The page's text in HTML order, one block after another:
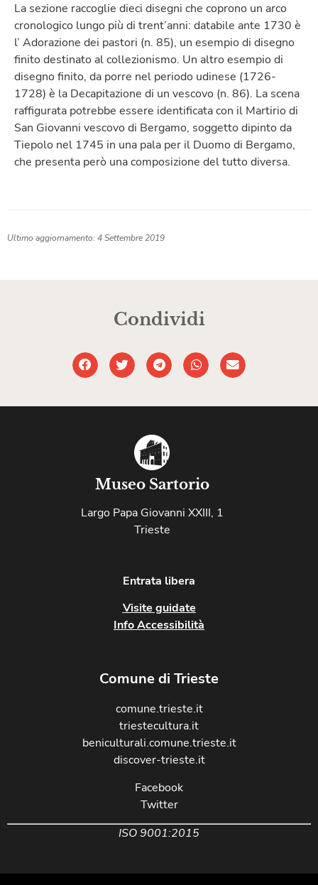
La sezione raccoglie dieci disegni che coprono un arco
cronologico lungo più di trent’anni: databile ante 1730 è
l’ Adorazione dei pastori (n. 85), un esempio di disegno
finito destinato al collezionismo. Un altro esempio di
disegno finito, da porre nel periodo udinese (1726-
1728) è la Decapitazione di un vescovo (n. 86). La scena
raffigurata potrebbe essere identificata con il Martirio di
San Giovanni vescovo di Bergamo, soggetto dipinto da
Tiepolo nel 1745 in una pala per il Duomo di Bergamo,
che presenta però una composizione del tutto diversa.
Ultimo aggiornamento: 4 Settembre 2019
Condividi
Museo Sartorio
Largo Papa Giovanni XXIII, 1
Trieste
Entrata libera
Visite guidate
Info Accessibilità
Comune di Trieste
comune.trieste.it
triestecultura.it
beniculturali.comune.trieste.it
discover-trieste.it
Facebook
Twitter
ISO 9001:2015